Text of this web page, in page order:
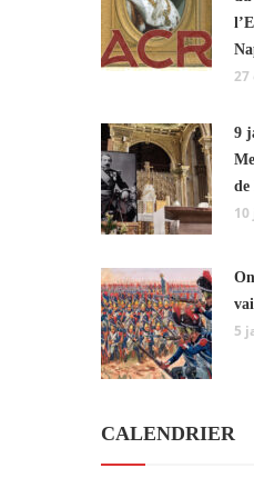
27
9
de
5
CALENDRIER